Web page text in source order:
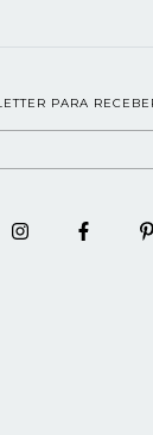
PARA